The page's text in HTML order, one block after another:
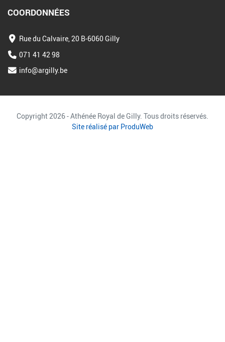
COORDONNÉES
Rue du Calvaire, 20 B-6060 Gilly
071 41 42 98
info@argilly.be
Copyright 2026 - Athénée Royal de Gilly. Tous droits réservés.
Site réalisé par ProduWeb